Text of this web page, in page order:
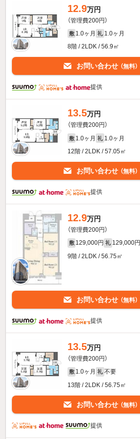
12.9万円
（管理費200円）
敷 1.0ヶ月 礼 1.0ヶ月
8階 / 2LDK / 56.9㎡
お問い合わせ （無料）
提供
13.5万円
（管理費200円）
敷 1.0ヶ月 礼 1.0ヶ月
12階 / 2LDK / 57.05㎡
お問い合わせ （無料）
提供
12.9万円
（管理費200円）
敷 129,000円 礼 129,000円
9階 / 2LDK / 56.75㎡
お問い合わせ （無料）
提供
13.5万円
（管理費200円）
敷 1.0ヶ月 礼 不要
13階 / 2LDK / 56.75㎡
お問い合わせ （無料）
提供